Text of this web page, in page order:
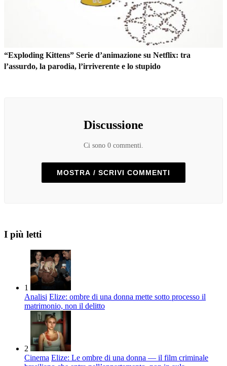
“Exploding Kittens” Serie d’animazione su Netflix: tra
l’assurdo, la parodia, l’irriverente e lo stupido
Discussione
Ci sono 0 commenti.
MOSTRA / SCRIVI COMMENTI
I più letti
1
Analisi Elize: ombre di una donna mette sotto processo il
matrimonio, non il delitto
2
Cinema Elize: Le ombre di una donna — il film criminale